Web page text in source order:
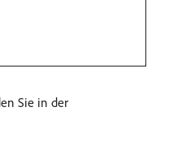
Sie in der